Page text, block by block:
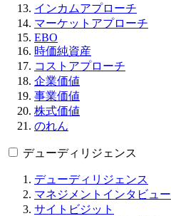
インカムアプローチ
マーケットアプローチ
EBO
時価純資産
コストアプローチ
企業価値
事業価値
株式価値
のれん
デューディリジェンス
デューディリジェンス
マネジメントインタビュー
サイトビジット